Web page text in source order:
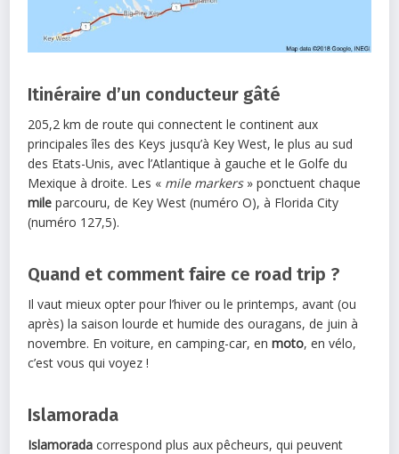
Itinéraire d’un conducteur gâté
205,2 km de route qui connectent le continent aux
principales îles des Keys jusqu’à Key West, le plus au sud
des Etats-Unis, avec l’Atlantique à gauche et le Golfe du
Mexique à droite. Les « mile markers» ponctuent chaque
mile parcouru, de Key West (numéro O), à Florida City
(numéro 127,5).
Quand et comment faire ce road trip ?
Il vaut mieux opter pour l’hiver ou le printemps, avant (ou
après) la saison lourde et humide des ouragans, de juin à
novembre. En voiture, en camping-car, enmoto, en vélo,
c’est vous qui voyez !
Islamorada
Islamorada correspond plus aux pêcheurs, qui peuvent